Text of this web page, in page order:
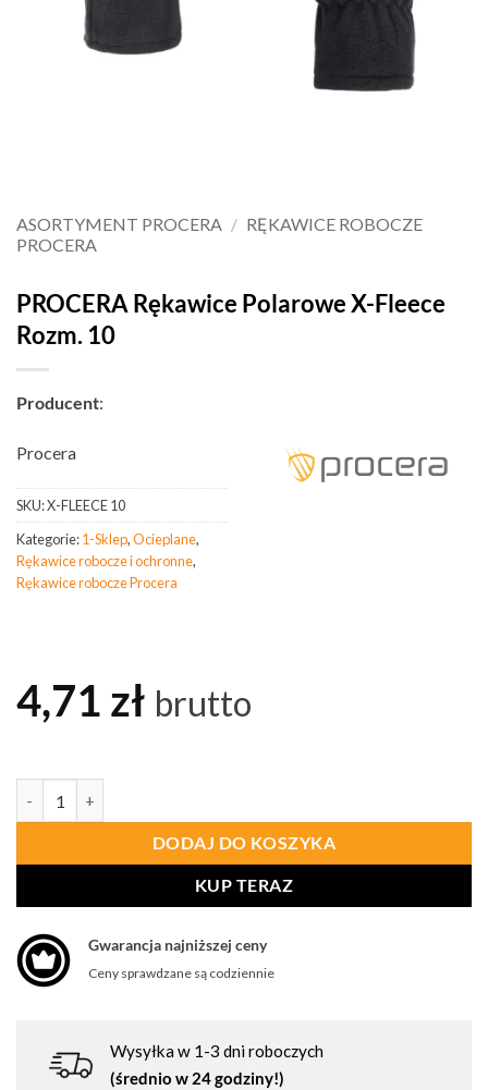
ASORTYMENT PROCERA / RĘKAWICE ROBOCZE
PROCERA
PROCERA Rękawice Polarowe X-Fleece
Rozm. 10
Producent:
Procera
SKU:X-FLEECE 10
Kategorie:1-Sklep,Ocieplane,
Rękawice robocze i ochronne,
Rękawice robocze Procera
4,71 zł brutto
DODAJ DO KOSZYKA
KUP TERAZ
Gwarancja najniższej ceny
Ceny sprawdzane są codziennie
Wysyłka w 1-3 dni roboczych
(średnio w 24 godziny!)